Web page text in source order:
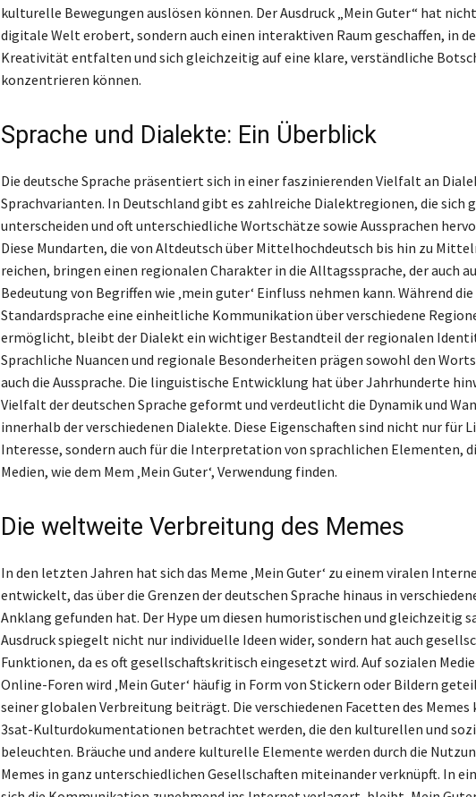
kulturelle Bewegungen auslösen können. Der Ausdruck „Mein Guter“ hat
digitale Welt erobert, sondern auch einen interaktiven Raum geschaffen, in
Kreativität entfalten und sich gleichzeitig auf eine klare, verständliche
konzentrieren können.
Sprache und Dialekte: Ein Überblick
Die deutsche Sprache präsentiert sich in einer faszinierenden Vielfalt an
Sprachvarianten. In Deutschland gibt es zahlreiche Dialektregionen, die sich
unterscheiden und oft unterschiedliche Wortschätze sowie Aussprachen
Diese Mundarten, die von Altdeutsch über Mittelhochdeutsch bis hin zu
reichen, bringen einen regionalen Charakter in die Alltagssprache, der auch
Bedeutung von Begriffen wie ‚mein guter‘ Einfluss nehmen kann. Während die
Standardsprache eine einheitliche Kommunikation über verschiedene
ermöglicht, bleibt der Dialekt ein wichtiger Bestandteil der regionalen
Sprachliche Nuancen und regionale Besonderheiten prägen sowohl den
auch die Aussprache. Die linguistische Entwicklung hat über Jahrhunderte
Vielfalt der deutschen Sprache geformt und verdeutlicht die Dynamik und
innerhalb der verschiedenen Dialekte. Diese Eigenschaften sind nicht nur für
Interesse, sondern auch für die Interpretation von sprachlichen Elementen,
Medien, wie dem Mem ‚Mein Guter‘, Verwendung finden.
Die weltweite Verbreitung des Memes
In den letzten Jahren hat sich das Meme ‚Mein Guter‘ zu einem viralen
entwickelt, das über die Grenzen der deutschen Sprache hinaus in
Anklang gefunden hat. Der Hype um diesen humoristischen und gleichzeitig
Ausdruck spiegelt nicht nur individuelle Ideen wider, sondern hat auch
Funktionen, da es oft gesellschaftskritisch eingesetzt wird. Auf sozialen
Online-Foren wird ‚Mein Guter‘ häufig in Form von Stickern oder Bildern
seiner globalen Verbreitung beiträgt. Die verschiedenen Facetten des Memes
3sat-Kulturdokumentationen betrachtet werden, die den kulturellen und
beleuchten. Bräuche und andere kulturelle Elemente werden durch die
Memes in ganz unterschiedlichen Gesellschaften miteinander verknüpft. In